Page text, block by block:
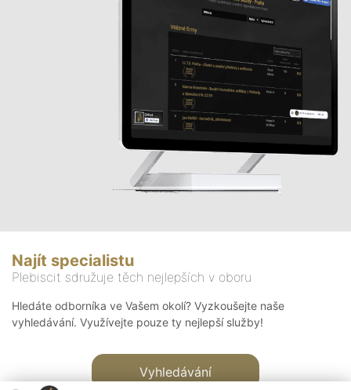
Najít specialistu
Plebiscit sdružuje těch nejlepších v oboru
Hledáte odborníka ve Vašem okolí? Vyzkoušejte naše
vyhledávání. Využívejte pouze ty nejlepší služby!
Vyhledávání